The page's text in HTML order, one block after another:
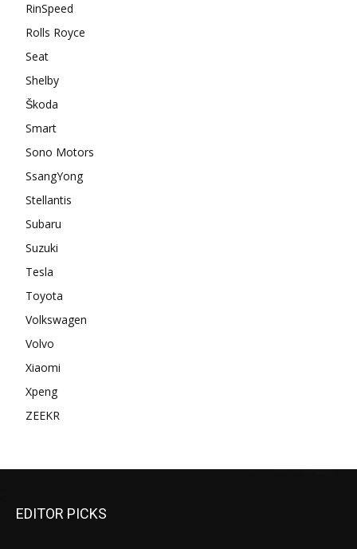
RinSpeed
Rolls Royce
Seat
Shelby
Škoda
Smart
Sono Motors
SsangYong
Stellantis
Subaru
Suzuki
Tesla
Toyota
Volkswagen
Volvo
Xiaomi
Xpeng
ZEEKR
EDITOR PICKS